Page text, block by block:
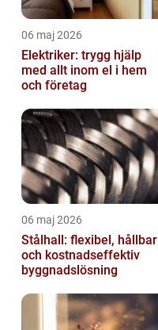
06 maj 2026
Elektriker: trygg hjälp
med allt inom el i hem
och företag
06 maj 2026
Stålhall: flexibel, hållbar
och kostnadseffektiv
byggnadslösning